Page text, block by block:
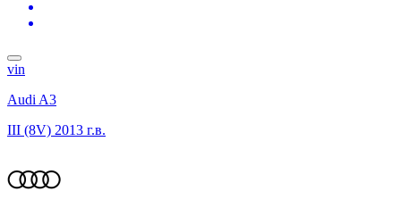
vin
Audi A3
III (8V) 2013 г.в.